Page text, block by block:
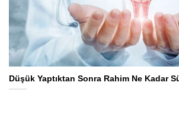
Düşük Yaptıktan Sonra Rahim Ne Kadar